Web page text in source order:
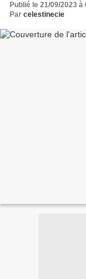
Publié le 21/09/2023 à
Par celestinecie